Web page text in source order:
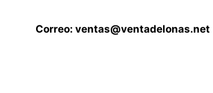
Correo: ventas@ventadelonas.net